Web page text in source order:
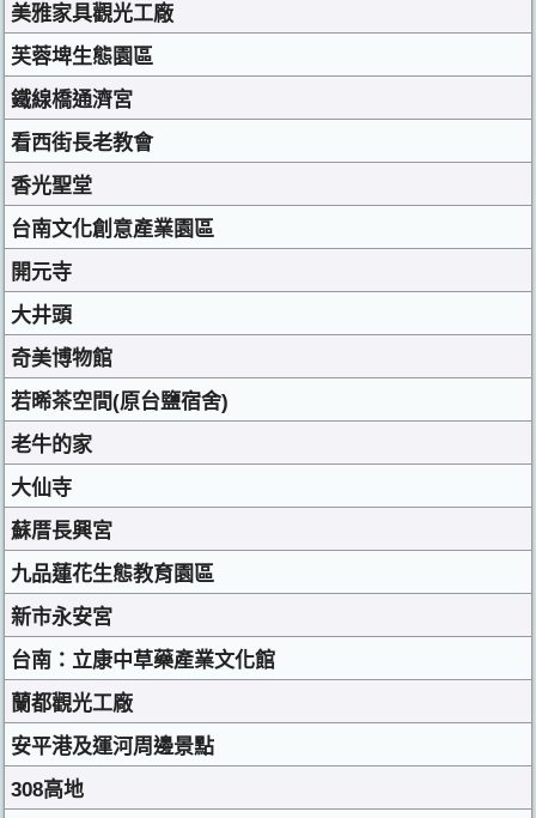
美雅家具觀光工廠
芙蓉埤生態園區
鐵線橋通濟宮
看西街長老教會
香光聖堂
台南文化創意產業園區
開元寺
大井頭
奇美博物館
若晞茶空間(原台鹽宿舍)
老牛的家
大仙寺
蘇厝長興宮
九品蓮花生態教育園區
新市永安宮
台南：立康中草藥產業文化館
蘭都觀光工廠
安平港及運河周邊景點
308高地